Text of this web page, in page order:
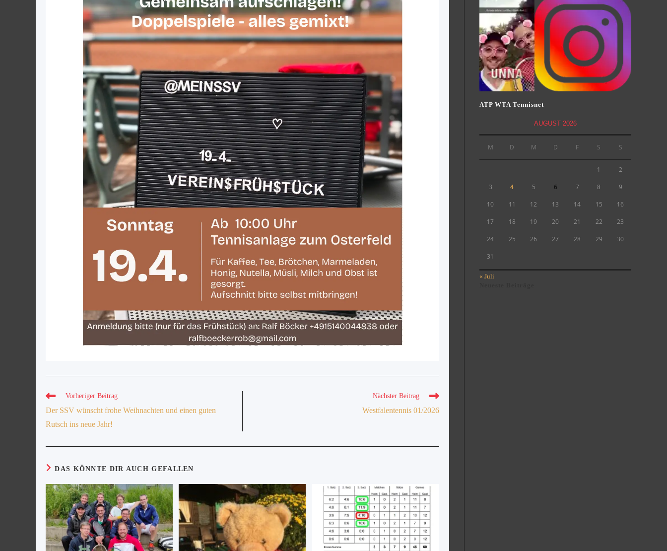
Vorheriger Beitrag
Der SSV wünscht frohe Weihnachten und einen guten
Rutsch ins neue Jahr!
Nächster Beitrag
Westfalentennis 01/2026
DAS KÖNNTE DIR AUCH GEFALLEN
ATP WTA Tennisnet
AUGUST 2026
M D M D F S S
1 2
3 4 5 6 7 8 9
10 11 12 13 14 15 16
17 18 19 20 21 22 23
24 25 26 27 28 29 30
31
« Juli